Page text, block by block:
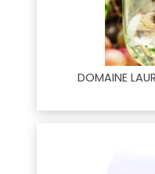
DOMAINE